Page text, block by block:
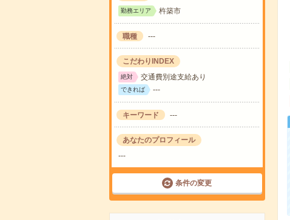
勤務エリア 杵築市
職種 ---
こだわりINDEX
絶対 交通費別途支給あり
できれば ---
キーワード ---
あなたのプロフィール
---
条件の変更